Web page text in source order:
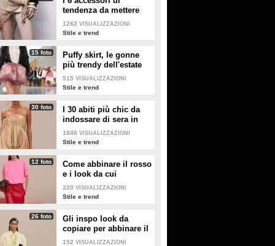
tendenza da mettere
nella valigia dell'estate
2026
1262 VISUALIZZAZIONI
Stile e trend
15 foto
Puffy skirt, le gonne
più trendy dell'estate
2026 sono quelle a
palloncino
515 VISUALIZZAZIONI
Stile e trend
30 foto
I 30 abiti più chic da
indossare di sera in
estate
1846 VISUALIZZAZIONI
Stile e trend
12 foto
Come abbinare il rosso
e i look da cui
prendere ispirazione
220 VISUALIZZAZIONI
Stile e trend
26 foto
Gli inspo look da
copiare per abbinare il
giallo
152 VISUALIZZAZIONI